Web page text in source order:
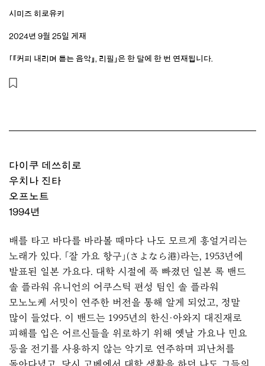
시미즈 히로유키
2024년 9월 25일 게재
「『커피 내리며 듣는 음악』, 리필」은 한 달에 한 번 연재됩니다.
다이쿠 데쓰히로
우치나 진타
오프노트
1994년
배를 타고 바다를 바라볼 때마다 나도 모르게 흥얼거리는
노래가 있다. 「잘 가요 항구」(さよなら港)라는, 1953년에
발표된 일본 가요다. 대학 시절에 푹 빠졌던 일본 록 밴드
솔 플라워 유니언의 어쿠스틱 편성 팀인 솔 플라워
모노노케 서밋이 연주한 버전을 통해 알게 되었고, 정말
많이 들었다. 이 밴드는 1995년의 한신·아와지 대진재로
피해를 입은 어르신들을 위로하기 위해 옛날 가요나 민요
등을 전기를 사용하지 않는 악기로 연주하며 피난처를